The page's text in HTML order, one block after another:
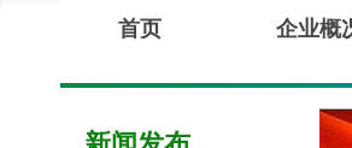
首页 企业概